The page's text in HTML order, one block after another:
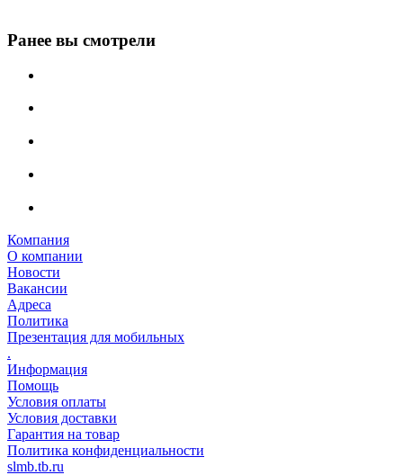
Ранее вы смотрели
Компания
О компании
Новости
Вакансии
Адреса
Политика
Презентация для мобильных
.
Информация
Помощь
Условия оплаты
Условия доставки
Гарантия на товар
Политика конфиденциальности
slmb.tb.ru